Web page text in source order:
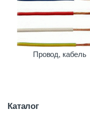
Провод, кабель
Каталог